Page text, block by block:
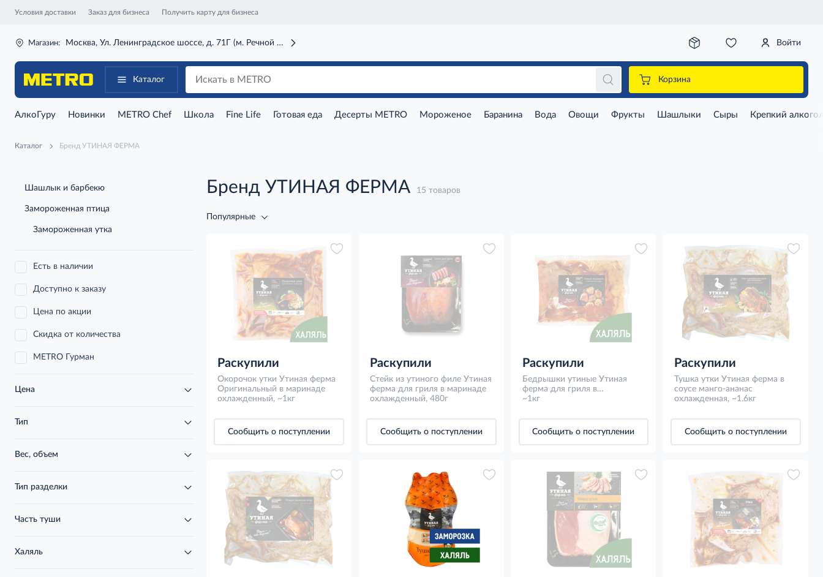
Условия доставки Заказ для бизнеса Получить карту для бизнеса
Магазин: Москва, Ул. Ленинградское шоссе, д. 71Г (м. Речной вокзал) Войти
Каталог Корзина
АлкоГуру Новинки METRO Chef Школа Fine Life Готовая еда Десерты METRO Мороженое Баранина Вода Овощи Фрукты Шашлыки Сыры Крепкий
Каталог Бренд УТИНАЯ ФЕРМА
Шашлык и барбекю
Замороженная птица
Замороженная утка
Есть в наличии
Доступно к заказу
Цена по акции
Скидка от количества
METRO Гурман
Цена
Тип
Вес, объем
Тип разделки
Часть туши
Халяль
Бренд УТИНАЯ ФЕРМА 15 товаров
Популярные
Раскупили
Окорочок утки Утиная ферма
Оригинальный в маринаде
охлажденный, ~1кг
Сообщить о поступлении
Раскупили
Стейк из утиного филе Утиная
ферма для гриля в маринаде
охлажденный, 480г
Сообщить о поступлении
Раскупили
Бедрышки утиные Утиная
ферма для гриля в
брусничном соусе
~1кг
Сообщить о поступлении
Раскупили
Тушка утки Утиная ферма в
соусе манго-ананас
охлажденная, ~1.6кг
Сообщить о поступлении